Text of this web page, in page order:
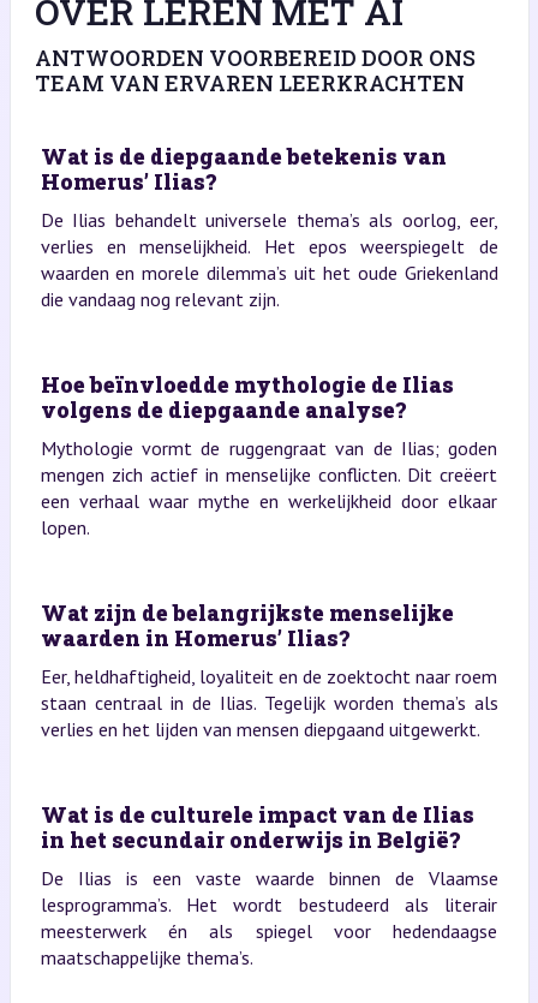
OVER LEREN MET AI
ANTWOORDEN VOORBEREID DOOR ONS
TEAM VAN ERVAREN LEERKRACHTEN
Wat is de diepgaande betekenis van
Homerus’ Ilias?
De Ilias behandelt universele thema’s als oorlog, eer,
verlies en menselijkheid. Het epos weerspiegelt de
waarden en morele dilemma’s uit het oude Griekenland
die vandaag nog relevant zijn.
Hoe beïnvloedde mythologie de Ilias
volgens de diepgaande analyse?
Mythologie vormt de ruggengraat van de Ilias; goden
mengen zich actief in menselijke conflicten. Dit creëert
een verhaal waar mythe en werkelijkheid door elkaar
lopen.
Wat zijn de belangrijkste menselijke
waarden in Homerus’ Ilias?
Eer, heldhaftigheid, loyaliteit en de zoektocht naar roem
staan centraal in de Ilias. Tegelijk worden thema’s als
verlies en het lijden van mensen diepgaand uitgewerkt.
Wat is de culturele impact van de Ilias
in het secundair onderwijs in België?
De Ilias is een vaste waarde binnen de Vlaamse
lesprogramma’s. Het wordt bestudeerd als literair
meesterwerk én als spiegel voor hedendaagse
maatschappelijke thema’s.